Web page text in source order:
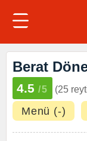
Berat
4.5 /5 (25
Menü (-)